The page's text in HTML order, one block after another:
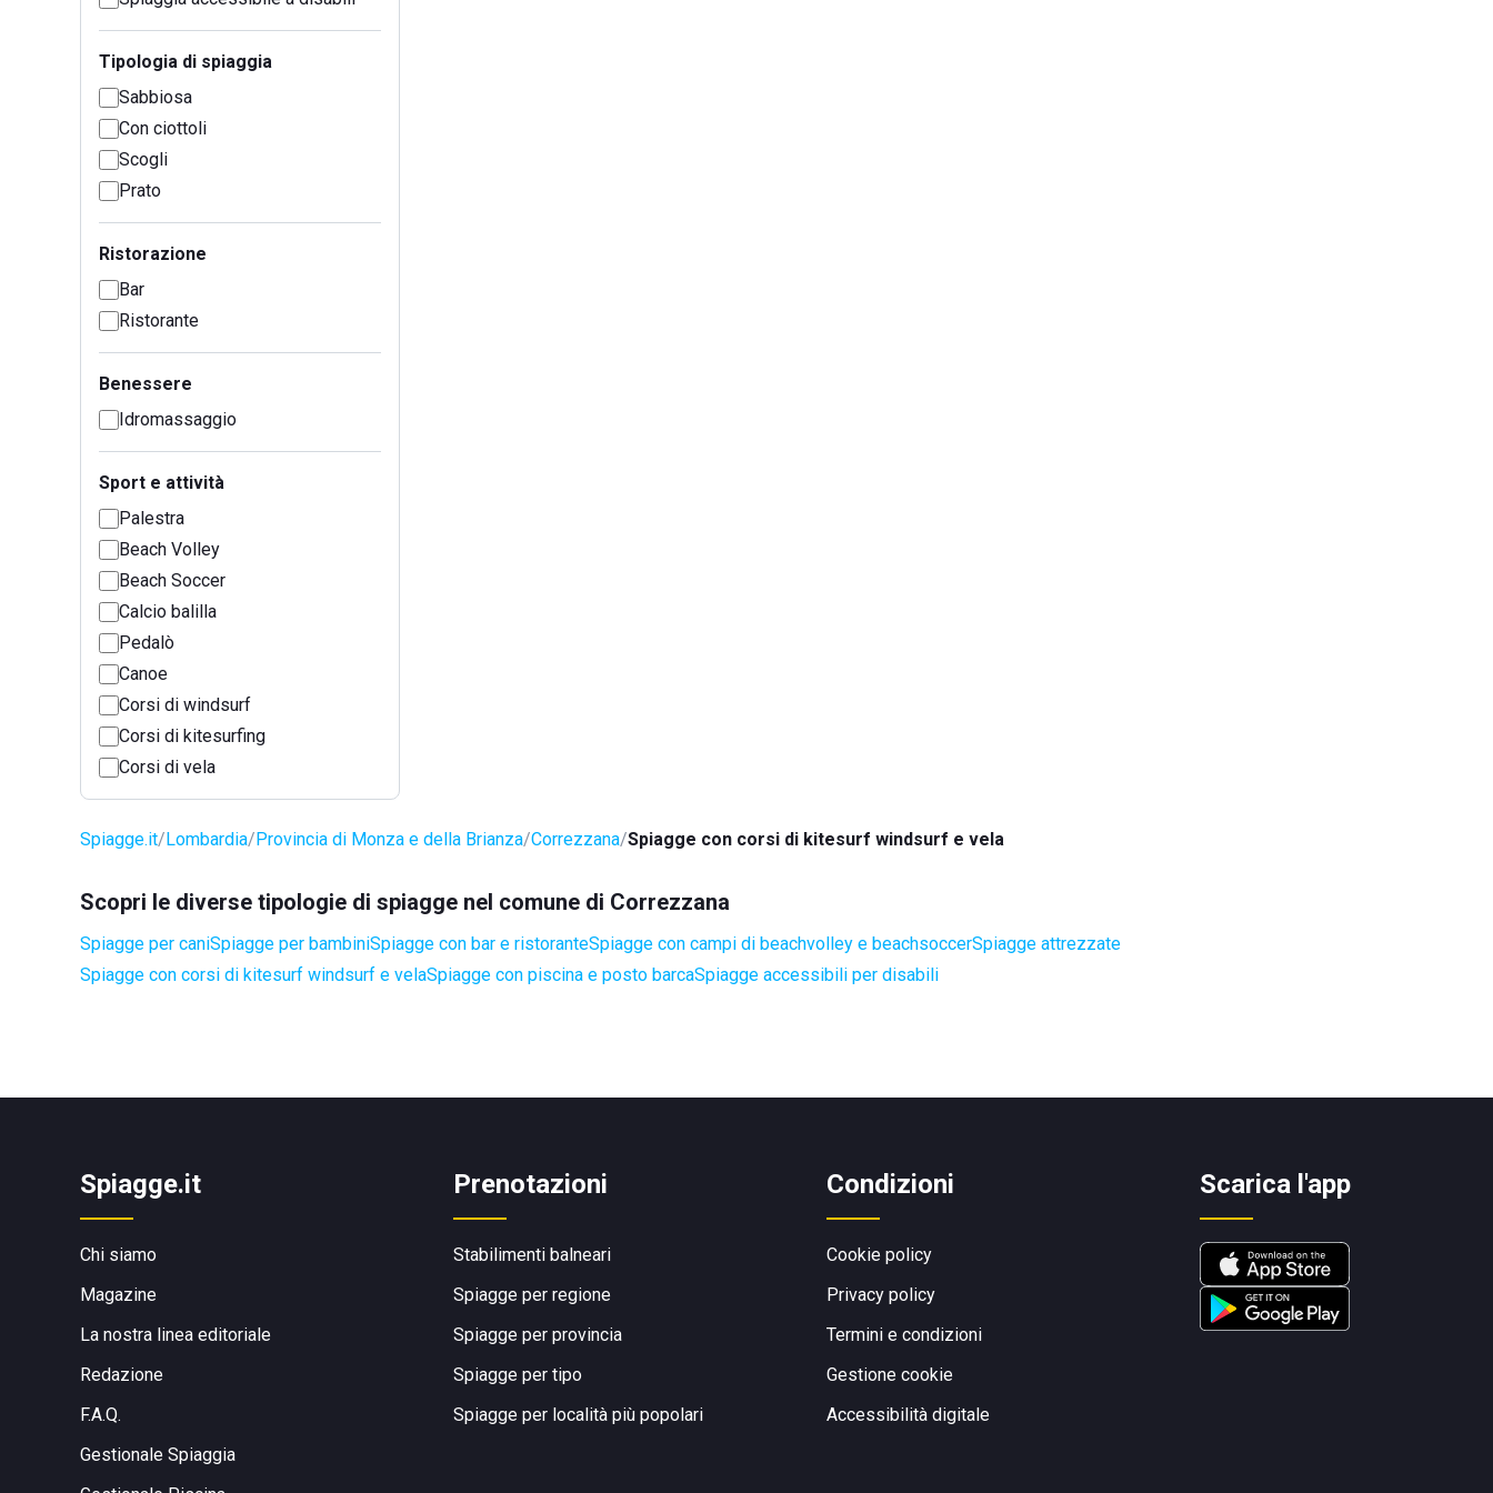
Tipologia di spiaggia
Sabbiosa
Con ciottoli
Scogli
Prato
Ristorazione
Bar
Ristorante
Benessere
Idromassaggio
Sport e attività
Palestra
Beach Volley
Beach Soccer
Calcio balilla
Pedalò
Canoe
Corsi di windsurf
Corsi di kitesurfing
Corsi di vela
Spiagge.it Lombardia Provincia di Monza e della Brianza Correzzana Spiagge con corsi di kitesurf windsurf e vela
Scopri le diverse tipologie di spiagge nel comune di Correzzana
Spiagge per caniSpiagge per bambiniSpiagge con bar e ristoranteSpiagge con campi di beachvolley e beachsoccerSpiagge attrezzate
Spiagge con corsi di kitesurf windsurf e velaSpiagge con piscina e posto barcaSpiagge accessibili per disabili
Spiagge.it
Chi siamo
Magazine
La nostra linea editoriale
Redazione
F.A.Q.
Gestionale Spiaggia
Prenotazioni
Stabilimenti balneari
Spiagge per regione
Spiagge per provincia
Spiagge per tipo
Spiagge per località più popolari
Condizioni
Cookie policy
Privacy policy
Termini e condizioni
Gestione cookie
Accessibilità digitale
Scarica l'app